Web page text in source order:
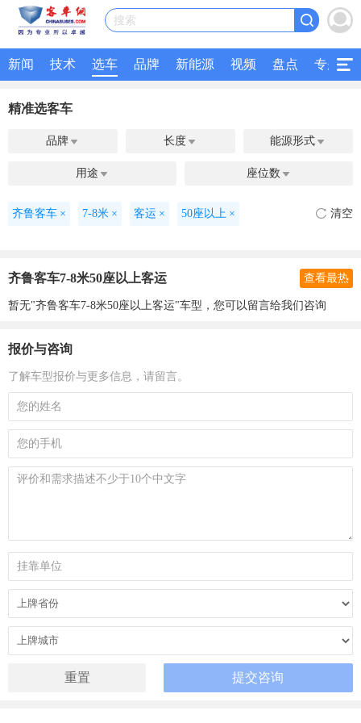
搜索
新闻 技术 选车 品牌 新能源 视频 盘点 专题
精准选客车
品牌  长度  能源形式 
用途  座位数 
齐鲁客车 × 7-8米 × 客运 × 50座以上 × 清空
齐鲁客车7-8米50座以上客运 查看最热
暂无"齐鲁客车7-8米50座以上客运"车型，您可以留言给我们咨询
报价与咨询
了解车型报价与更多信息，请留言。